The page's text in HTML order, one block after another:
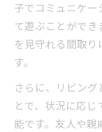
子でコミュニケー
て遊ぶことがで
を見守れる間取
す。
さらに、リビン
とで、状況に応
能です。友人や